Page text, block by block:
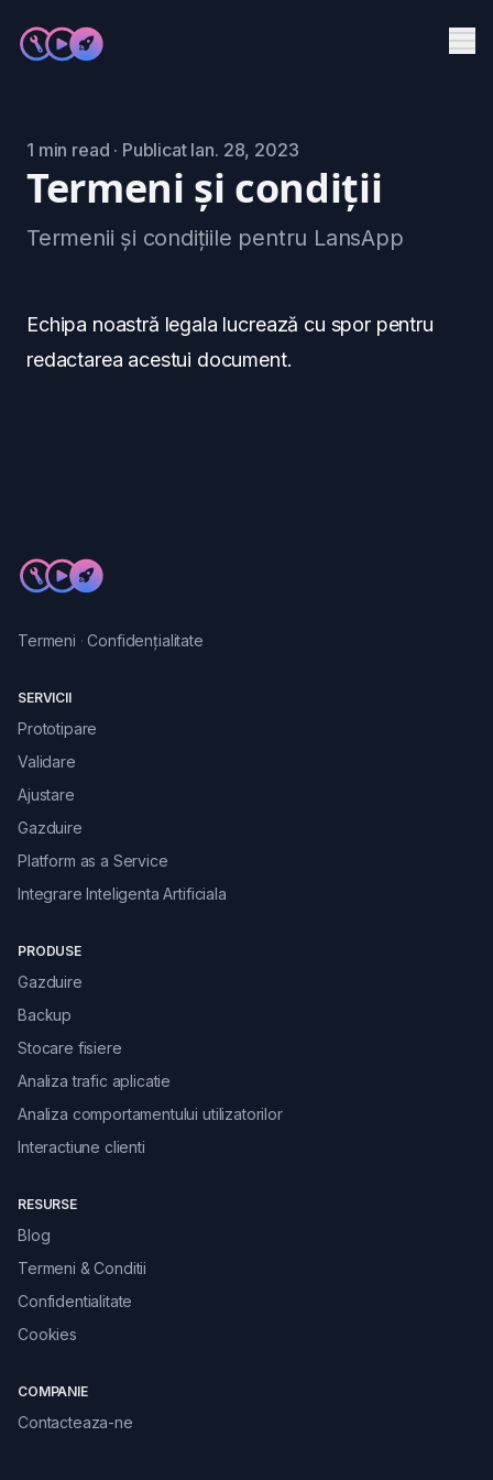
Produse
Studii de caz
Blog
Programează o întălnire
->
1 min read · Publicat Ian. 28, 2023
Termeni și condiții
Termenii și condițiile pentru LansApp
Echipa noastră legala lucrează cu spor pentru
redactarea acestui document.
Termeni ·Confidențialitate
SERVICII
Prototipare
Validare
Ajustare
Gazduire
Platform as a Service
Integrare Inteligenta Artificiala
PRODUSE
Gazduire
Backup
Stocare fisiere
Analiza trafic aplicatie
Analiza comportamentului utilizatorilor
Interactiune clienti
RESURSE
Blog
Termeni & Conditii
Confidentialitate
Cookies
COMPANIE
Contacteaza-ne